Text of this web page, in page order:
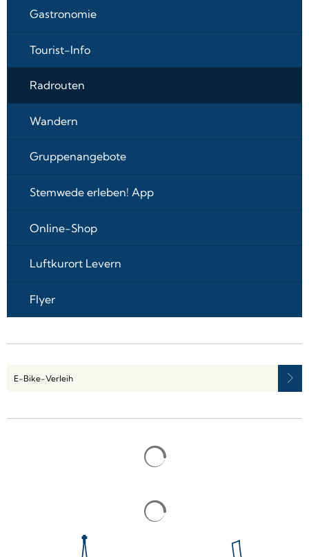
Gastronomie
Tourist-Info
Radrouten
Wandern
Gruppenangebote
Stemwede erleben! App
Online-Shop
Luftkurort Levern
Flyer
E-Bike-Verleih